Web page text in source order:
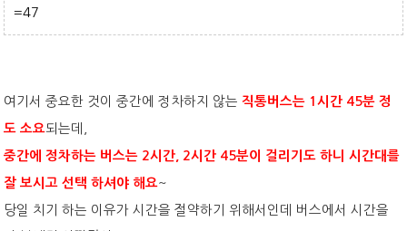
=47
여기서 중요한 것이 중간에 정차하지 않는 직통버스는 1시간 45분 정
도 소요되는데,
중간에 정차하는 버스는 2시간, 2시간 45분이 걸리기도 하니 시간대를
잘 보시고 선택 하셔야 해요~
당일 치기 하는 이유가 시간을 절약하기 위해서인데 버스에서 시간을